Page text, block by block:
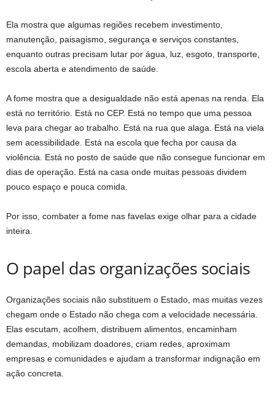
Ela mostra que algumas regiões recebem investimento,
manutenção, paisagismo, segurança e serviços constantes,
enquanto outras precisam lutar por água, luz, esgoto, transporte,
escola aberta e atendimento de saúde.
A fome mostra que a desigualdade não está apenas na renda. Ela
está no território. Está no CEP. Está no tempo que uma pessoa
leva para chegar ao trabalho. Está na rua que alaga. Está na viela
sem acessibilidade. Está na escola que fecha por causa da
violência. Está no posto de saúde que não consegue funcionar em
dias de operação. Está na casa onde muitas pessoas dividem
pouco espaço e pouca comida.
Por isso, combater a fome nas favelas exige olhar para a cidade
inteira.
O papel das organizações sociais
Organizações sociais não substituem o Estado, mas muitas vezes
chegam onde o Estado não chega com a velocidade necessária.
Elas escutam, acolhem, distribuem alimentos, encaminham
demandas, mobilizam doadores, criam redes, aproximam
empresas e comunidades e ajudam a transformar indignação em
ação concreta.